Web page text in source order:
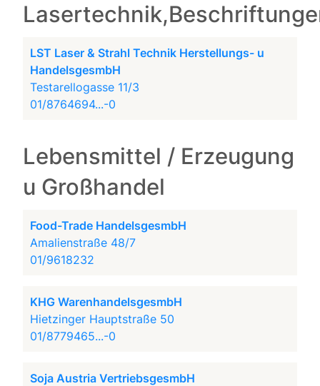
LST Laser & Strahl Technik Herstellungs- u
HandelsgesmbH
Testarellogasse 11/3
01/8764694...-0
Lebensmittel / Erzeugung
u Großhandel
Food-Trade HandelsgesmbH
Amalienstraße 48/7
01/9618232
KHG WarenhandelsgesmbH
Hietzinger Hauptstraße 50
01/8779465...-0
Soja Austria VertriebsgesmbH